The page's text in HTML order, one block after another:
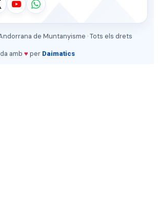
de Muntanyisme · Tots els drets
amb ♥ per Daimatics